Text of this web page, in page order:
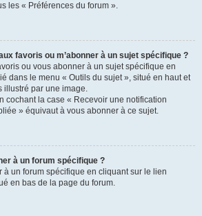
les « Préférences du forum ».
favoris ou m’abonner à un sujet spécifique ?
ou vous abonner à un sujet spécifique en
dans le menu « Outils du sujet », situé en haut et
illustré par une image.
cochant la case « Recevoir une notification
» équivaut à vous abonner à ce sujet.
à un forum spécifique ?
à un forum spécifique en cliquant sur le lien
en bas de la page du forum.